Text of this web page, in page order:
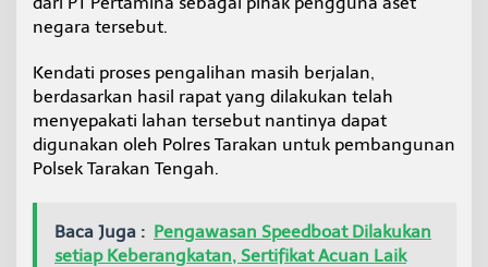
negara tersebut.
Kendati proses pengalihan masih berjalan,
berdasarkan hasil rapat yang dilakukan telah
menyepakati lahan tersebut nantinya dapat
digunakan oleh Polres Tarakan untuk pembangunan
Polsek Tarakan Tengah.
Baca Juga : Pengawasan Speedboat Dilakukan
setiap Keberangkatan, Sertifikat Acuan Laik